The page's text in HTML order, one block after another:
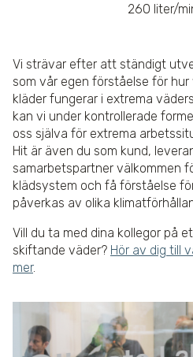
260 liter/
Vi strävar efter att ständigt
som vår egen förståelse för
kläder fungerar i extrema
kan vi under kontrollerade
oss själva för extrema
Hit är även du som kund,
samarbetspartner välkommen
klädsystem och få förståelse
påverkas av olika
Vill du ta med dina kollegor på
skiftande väder? Hör av dig till
mer.